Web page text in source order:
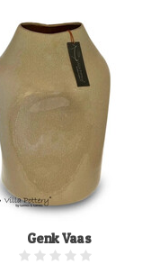
Genk Vaas